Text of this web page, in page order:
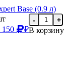
Base (0.9 л)
150
₽
- +
В корзину